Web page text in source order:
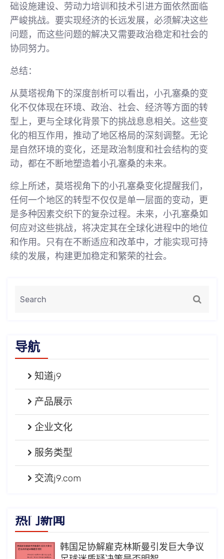
础设施建设、劳动力培训和技术引进方面依然面临
严峻挑战。要实现经济的长远发展，必须解决这些
问题，而这些问题的解决又需要政治稳定和社会的
协同努力。
总结：
从莫塔视角下的深度剖析可以看出，小孔塞桑的变
化不仅体现在环境、政治、社会、经济等方面的转
型上，更与全球化背景下的挑战息息相关。这些变
化的相互作用，推动了地区格局的深刻调整。无论
是自然环境的变化，还是政治制度和社会结构的变
动，都在不断地塑造着小孔塞桑的未来。
综上所述，莫塔视角下的小孔塞桑变化提醒我们，
任何一个地区的转型不仅仅是单一层面的变动，更
是多种因素交织下的复杂过程。未来，小孔塞桑如
何应对这些挑战，将决定其在全球化进程中的地位
和作用。只有在不断适应和改革中，才能实现可持
续的发展，构建更加稳定和繁荣的社会。
导航
知道j9
产品展示
企业文化
服务类型
交流j9.com
热门新闻
韩国足协解雇克林斯曼引发巨大争议